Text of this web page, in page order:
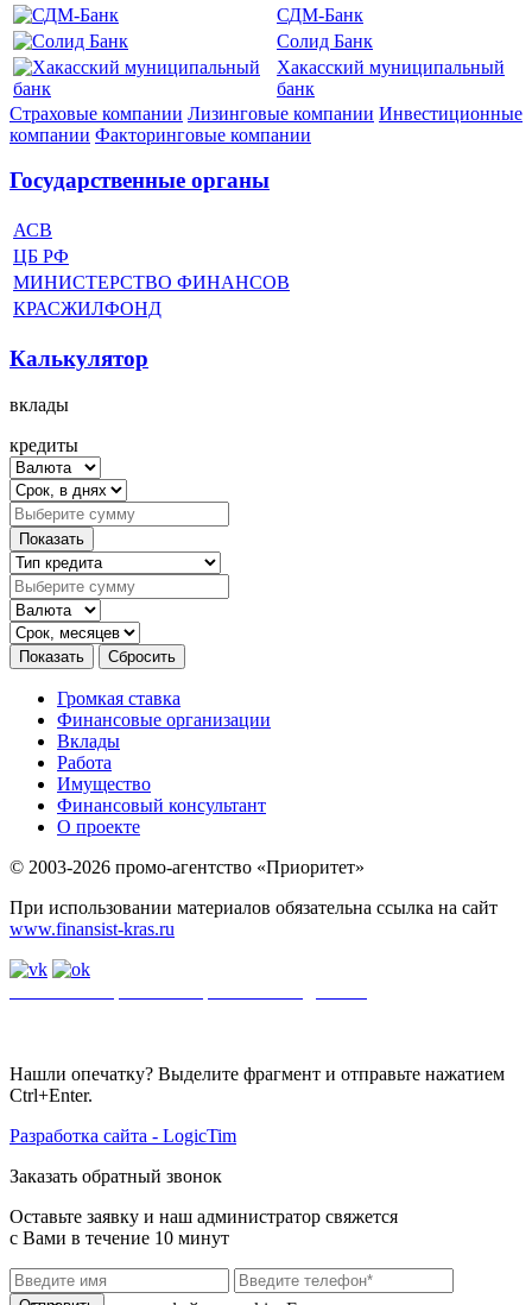
СДМ-Банк
Солид Банк
Хакасский муниципальный
банк
Страховые компании Лизинговые компании Инвестиционные
компании Факторинговые компании
Государственные органы
АСВ
ЦБ РФ
МИНИСТЕРСТВО ФИНАНСОВ
КРАСЖИЛФОНД
Калькулятор
вклады
кредиты
Громкая ставка
Финансовые организации
Вклады
Работа
Имущество
Финансовый консультант
О проекте
© 2003-2026 промо-агентство «Приоритет»
При использовании материалов обязательна ссылка на сайт
www.finansist-kras.ru
Нашли опечатку? Выделите фрагмент и отправьте нажатием
Ctrl+Enter.
Разработка сайта - LogicTim
Заказать обратный звонок
Оставьте заявку и наш администратор свяжется
с Вами в течение 10 минут